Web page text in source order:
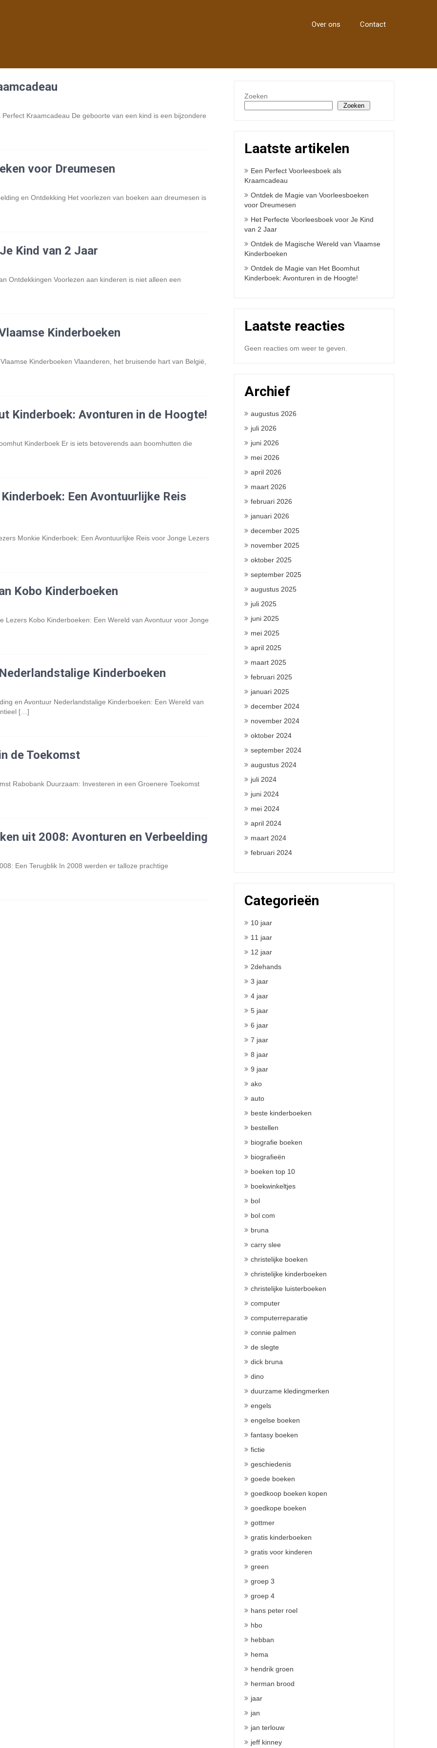
Over ons Contact
Kraamcadeau De geboorte van een kind is een bijzondere
voor Dreumesen
en Ontdekking Het voorlezen van boeken aan dreumesen is
Kind van 2 Jaar
Ontdekkingen Voorlezen aan kinderen is niet alleen een
Kinderboeken
Kinderboeken Vlaanderen, het bruisende hart van België,
Kinderboek: Avonturen in de Hoogte!
Kinderboek Er is iets betoverends aan boomhutten die
Een Avontuurlijke Reis
Monkie Kinderboek: Een Avontuurlijke Reis voor Jonge Lezers
Kobo Kinderboeken
Lezers Kobo Kinderboeken: Een Wereld van Avontuur voor Jonge
Kinderboeken
en Avontuur Nederlandstalige Kinderboeken: Een Wereld van
[…]
de Toekomst
Rabobank Duurzaam: Investeren in een Groenere Toekomst
uit 2008: Avonturen en Verbeelding
Een Terugblik In 2008 werden er talloze prachtige
Zoeken
Zoeken
Laatste artikelen
Een Perfect Voorleesboek als
Kraamcadeau
Ontdek de Magie van Voorleesboeken
voor Dreumesen
Het Perfecte Voorleesboek voor Je Kind
van 2 Jaar
Ontdek de Magische Wereld van Vlaamse
Kinderboeken
Ontdek de Magie van Het Boomhut
Kinderboek: Avonturen in de Hoogte!
Laatste reacties
Geen reacties om weer te geven.
Archief
augustus 2026
juli 2026
juni 2026
mei 2026
april 2026
maart 2026
februari 2026
januari 2026
december 2025
november 2025
oktober 2025
september 2025
augustus 2025
juli 2025
juni 2025
mei 2025
april 2025
maart 2025
februari 2025
januari 2025
december 2024
november 2024
oktober 2024
september 2024
augustus 2024
juli 2024
juni 2024
mei 2024
april 2024
maart 2024
februari 2024
Categorieën
10 jaar
11 jaar
12 jaar
2dehands
3 jaar
4 jaar
5 jaar
6 jaar
7 jaar
8 jaar
9 jaar
ako
auto
beste kinderboeken
bestellen
biografie boeken
biografieën
boeken top 10
boekwinkeltjes
bol
bol com
bruna
carry slee
christelijke boeken
christelijke kinderboeken
christelijke luisterboeken
computer
computerreparatie
connie palmen
de slegte
dick bruna
dino
duurzame kledingmerken
engels
engelse boeken
fantasy boeken
fictie
geschiedenis
goede boeken
goedkoop boeken kopen
goedkope boeken
gottmer
gratis kinderboeken
gratis voor kinderen
green
groep 3
groep 4
hans peter roel
hbo
hebban
hema
hendrik groen
herman brood
jaar
jan
jan terlouw
jeff kinney